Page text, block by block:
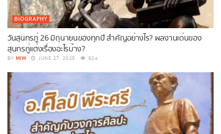
BIOGRAPHY
วันสุนทรภู่ 26 มิถุนายนของทุกปี สำคัญอย่างไร? ผลงานเด่นของ
สุนทรภู่แต่งเรื่องอะไรบ้าง?
BY MIW JUNE 27, 2025 924